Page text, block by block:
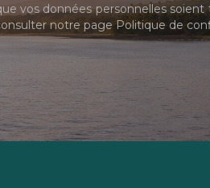
vos données personnelles
notre pagePolitique de